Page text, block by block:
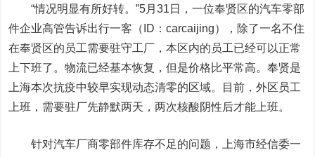
“情况明显有所好转。”5月31日，一位奉贤区的汽车零部
件企业高管告诉出行一客（ID：carcaijing）
，除了一名不住
在奉贤区的员工需要驻守工厂，本区内的员工已经可以正常
上下班了。物流已经基本恢复，但是价格比平常高。奉贤是
上海本次抗疫中较早实现动态清零的区域。目前，外区员工
上班，需要驻厂先静默两天，两次核酸阴性后才能上班。
针对汽车厂商零部件库存不足的问题，上海市经信委一